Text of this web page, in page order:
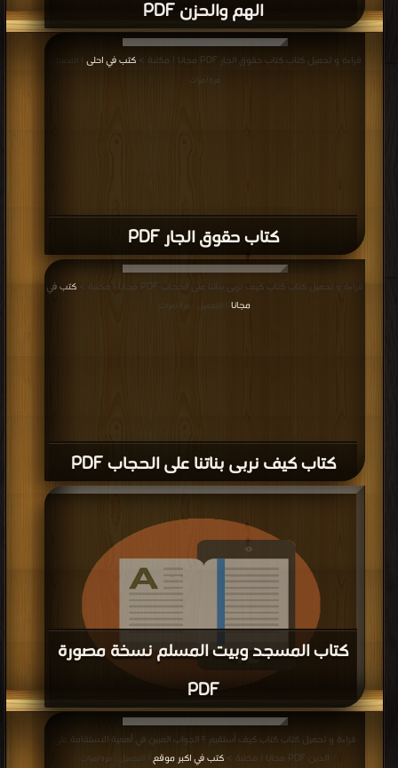
الهم والحزن PDF
كتاب حقوق الجار PDF
قراءة و تحميل كتاب كتاب حقوق الجار PDF مجانا | مكتبة > كتب في احلى
| التحميل :
مرة/مرات
كتاب كيف نربى بناتنا على الحجاب PDF
قراءة و تحميل كتاب كتاب كيف نربى بناتنا على الحجاب PDF مجانا | مكتبة >
كتب في
مجانا | التحميل : مرة/مرات
كتاب المسجد وبيت المسلم نسخة مصورة
PDF
قراءة و تحميل كتاب كتاب المسجد وبيت المسلم نسخة مصورة PDF مجانا | مكتبة >
كتب في احلى| التحميل : مرة/مرات
قراءة و تحميل كتاب كتاب كيف أستقيم ؟ الجواب المبين في أهمية الاستقامة على
الدين PDF مجانا | مكتبة >
كتب في اكبر موقع | التحميل : مرة/مرات